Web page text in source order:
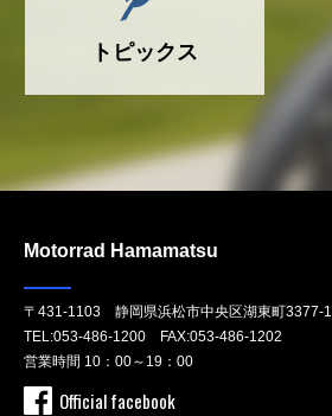
トピックス
Motorrad Hamamatsu
〒431-1103 静岡県浜松市中央区湖東町3377-1
TEL:053-486-1200 FAX:053-486-1202
営業時間 10：00～19：00
Official facebook